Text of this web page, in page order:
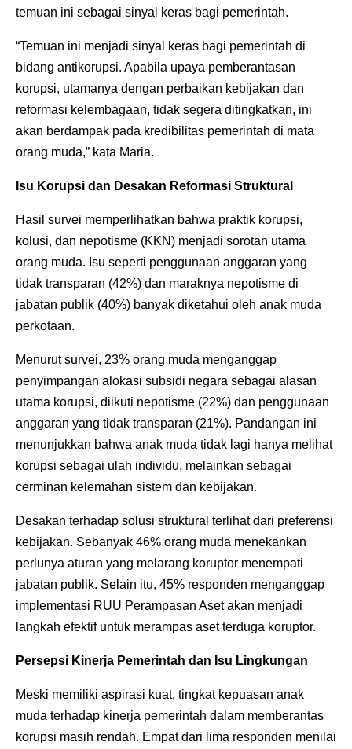
temuan ini sebagai sinyal keras bagi pemerintah.
“Temuan ini menjadi sinyal keras bagi pemerintah di
bidang antikorupsi. Apabila upaya pemberantasan
korupsi, utamanya dengan perbaikan kebijakan dan
reformasi kelembagaan, tidak segera ditingkatkan, ini
akan berdampak pada kredibilitas pemerintah di mata
orang muda,” kata Maria.
Isu Korupsi dan Desakan Reformasi Struktural
Hasil survei memperlihatkan bahwa praktik korupsi,
kolusi, dan nepotisme (KKN) menjadi sorotan utama
orang muda. Isu seperti penggunaan anggaran yang
tidak transparan (42%) dan maraknya nepotisme di
jabatan publik (40%) banyak diketahui oleh anak muda
perkotaan.
Menurut survei, 23% orang muda menganggap
penyimpangan alokasi subsidi negara sebagai alasan
utama korupsi, diikuti nepotisme (22%) dan penggunaan
anggaran yang tidak transparan (21%). Pandangan ini
menunjukkan bahwa anak muda tidak lagi hanya melihat
korupsi sebagai ulah individu, melainkan sebagai
cerminan kelemahan sistem dan kebijakan.
Desakan terhadap solusi struktural terlihat dari preferensi
kebijakan. Sebanyak 46% orang muda menekankan
perlunya aturan yang melarang koruptor menempati
jabatan publik. Selain itu, 45% responden menganggap
implementasi RUU Perampasan Aset akan menjadi
langkah efektif untuk merampas aset terduga koruptor.
Persepsi Kinerja Pemerintah dan Isu Lingkungan
Meski memiliki aspirasi kuat, tingkat kepuasan anak
muda terhadap kinerja pemerintah dalam memberantas
korupsi masih rendah. Empat dari lima responden menilai